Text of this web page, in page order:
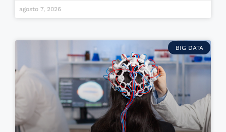
agosto 7, 2026
BIG DATA